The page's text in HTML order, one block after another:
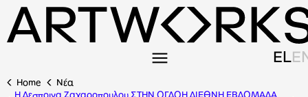
EL
Home
Nέα